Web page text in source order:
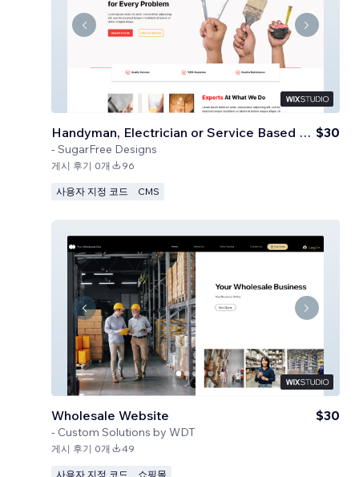
Handyman, Electrician or Service Based Business
- SugarFree Designs
$30
게시 후기 0개 96
사용자 지정 코드 CMS
Wholesale Website
- Custom Solutions by WDT
$30
게시 후기 0개 49
사용자 지정 코드 쇼핑몰